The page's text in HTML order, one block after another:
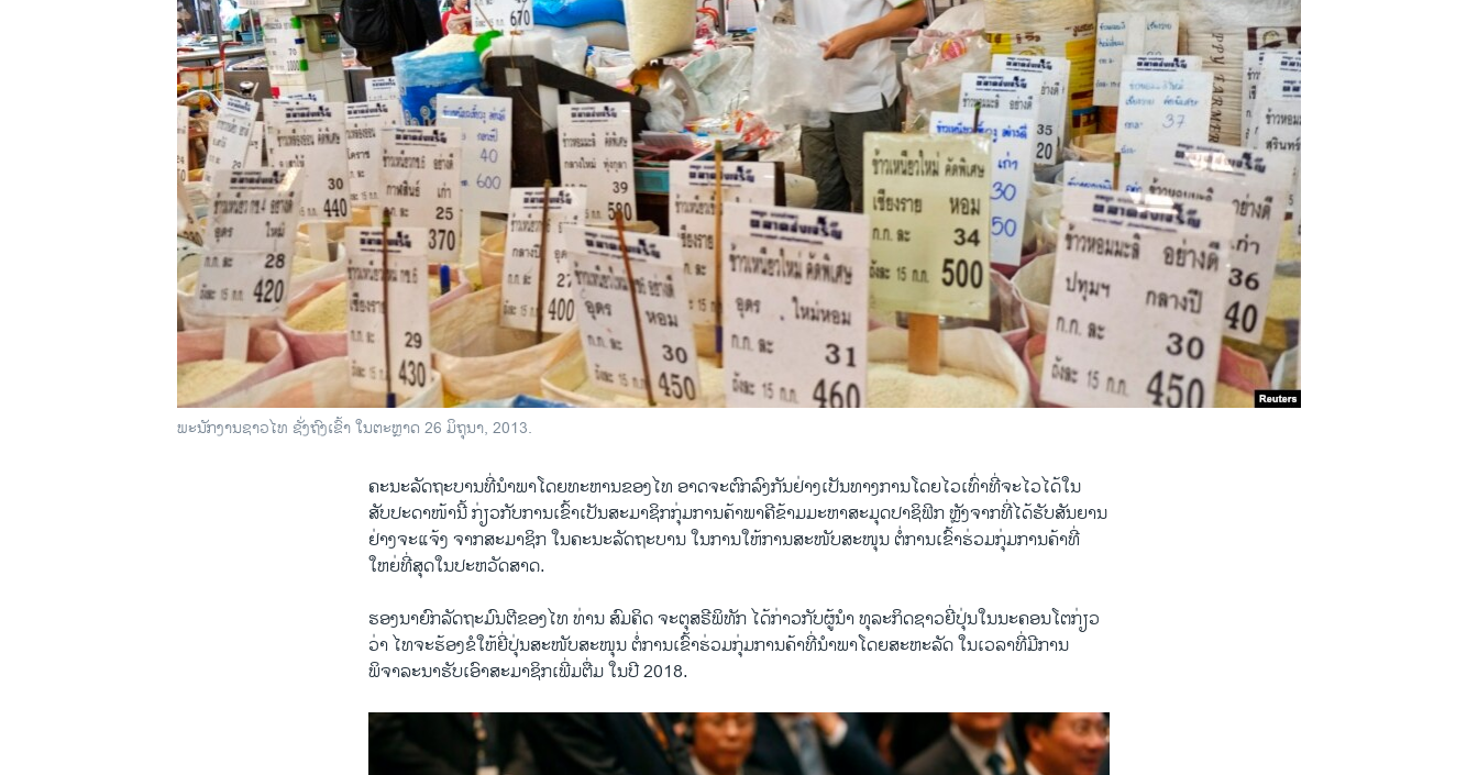
ພະນັກງານຊາວໄທ ຊັ່ງຖົງເຂົ້າ ໃນຕະຫຼາດ 26 ມິຖຸນາ, 2013.
ຄະນະ​ລັດຖະບານ​ທີ່​ນຳພາໂດ​ຍ​ທະຫານ​ຂອງໄທ ອາດຈະ​ຕົກລົງ​ກັນ​ຢ່າງ​ເປັນ​ທາງ​ການ​ໂດຍ​ໄວເທົ່າ​ທີ່​ຈະ​ໄວ​ໄດ້​ໃນ​
ສັບປະດາ​ໜ້ານີ້ ກ່ຽວ​ກັບ​ການເຂົ້າເປັນ​ສະມາຊິກກຸ່ມ​ການ​ຄ້າ​ພາຄີ​ຂ້າມມະຫາ​ສະມຸດປາຊິ​ຟິກ ຫຼັງ​ຈາກ​ທີ່ໄດ້ຮັບ​ສັນຍານ
ຢ່າງ​ຈະ​ແຈ້ງ ​ຈາກ​ສະມາຊິກ ໃນ​ຄະນະ​ລັດຖະບານ ​ໃນ​ການ​ໃຫ້ການ​ສະໜັບສະໜຸນ ຕໍ່ການ​ເຂົ້າ​ຮ່ວມ​ກຸ່ມການ​ຄ້າ​ທີ່​
ໃຫຍ່​ທີ່​ສຸດໃນ​ປະຫວັດ​ສາດ.
ຮອງ​ນາຍົກລັດຖະມົນຕີຂອງ​ໄທ ທ່ານ ສົມ​ຄິດ ຈະ​ຕຸ​ສຣີພິທັກ ​ໄດ້​ກ່າວ​ກັບຜູ້ນຳ ​ທຸ​ລະ​ກິດ​ຊາວ​ຍີ່ປຸ່ນໃນ​ນະຄອນ​ໂຕ​ກ່ຽວ​
ວ່າ ​ໄທ​ຈະ​ຮ້ອງຂໍ​ໃຫ້​ຍີ່ປຸ່ນ​ສະໜັບສະໜຸນ ​ຕໍ່ການເຂົ້າ​ຮ່ວມ​ກຸ່ມການ​ຄ້າ​ທີ່​ນຳພາ​ໂດຍ​ສະຫະລັດ ​ໃນເວລາ​ທີ່ມີ​ການ​
ພິຈາລະນາ​ຮັບ​ເອົາສະ​ມາ​ຊິກ​ເພີ່ມ​ຕື່ມ​ ​ໃນ​ປີ 2018.